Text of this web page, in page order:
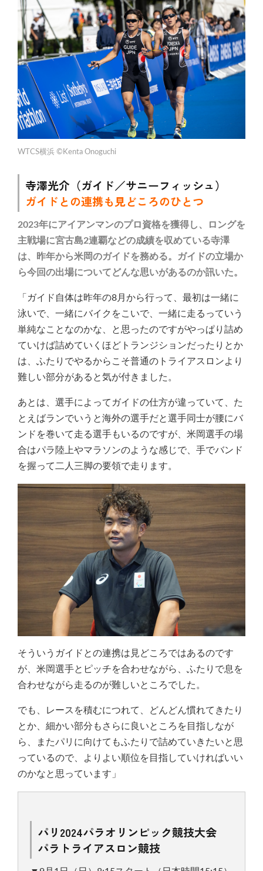
WTCS横浜 ©Kenta Onoguchi
寺澤光介（ガイド／サニーフィッシュ）
ガイドとの連携も見どころのひとつ
2023年にアイアンマンのプロ資格を獲得し、ロングを
主戦場に宮古島2連覇などの成績を収めている寺澤
は、昨年から米岡のガイドを務める。ガイドの立場か
ら今回の出場についてどんな思いがあるのか訊いた。
「ガイド自体は昨年の8月から行って、最初は一緒に
泳いで、一緒にバイクをこいで、一緒に走るっていう
単純なことなのかな、と思ったのですがやっぱり詰め
ていけば詰めていくほどトランジションだったりとか
は、ふたりでやるからこそ普通のトライアスロンより
難しい部分があると気が付きました。
あとは、選手によってガイドの仕方が違っていて、た
とえばランでいうと海外の選手だと選手同士が腰にバ
ンドを巻いて走る選手もいるのですが、米岡選手の場
合はパラ陸上やマラソンのような感じで、手でバンド
を握って二人三脚の要領で走ります。
そういうガイドとの連携は見どころではあるのです
が、米岡選手とピッチを合わせながら、ふたりで息を
合わせながら走るのが難しいところでした。
でも、レースを積むにつれて、どんどん慣れてきたり
とか、細かい部分もさらに良いところを目指しなが
ら、またパリに向けてもふたりで詰めていきたいと思
っているので、よりよい順位を目指していければいい
のかなと思っています」
パリ2024パラオリンピック競技大会
パラトライアスロン競技